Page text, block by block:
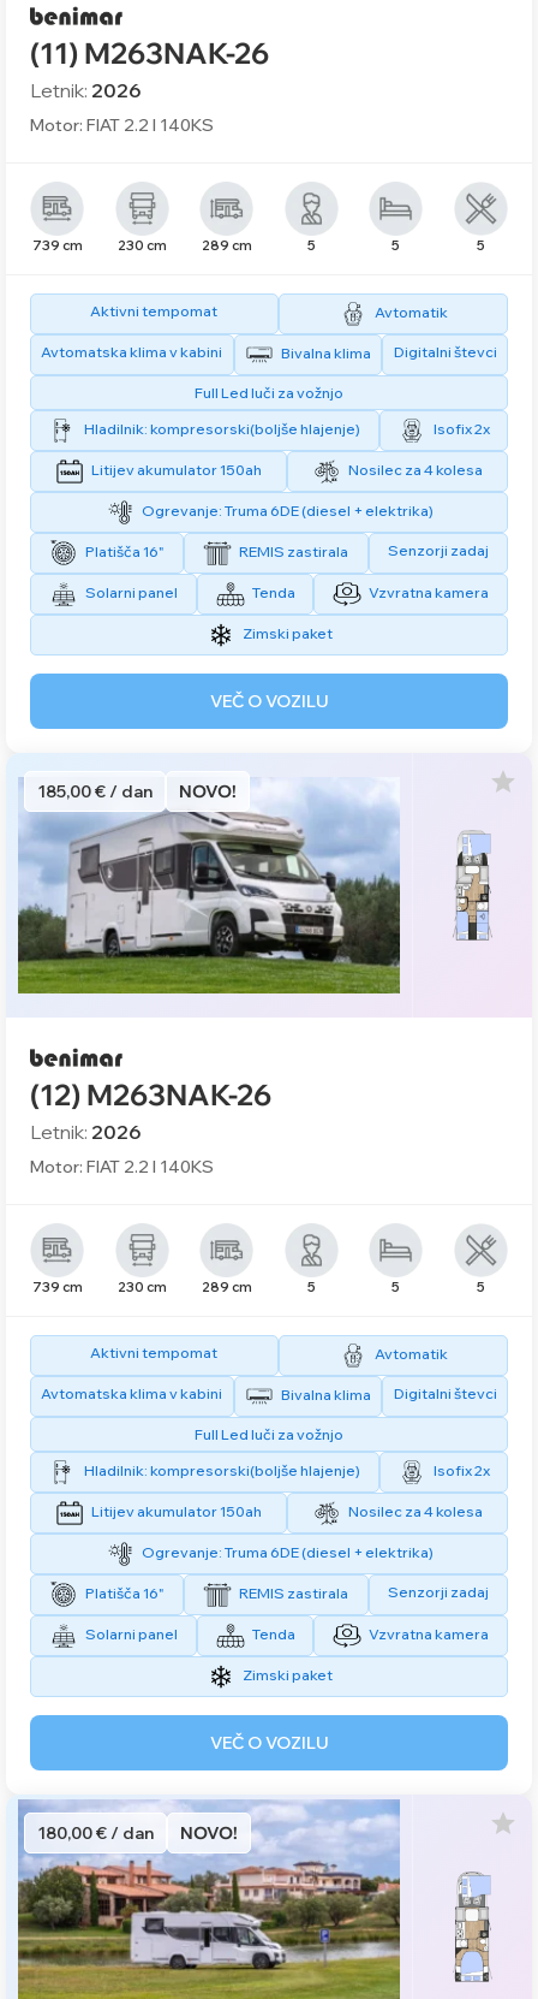
(11) M263NAK-26
Letnik: 2026
Motor: FIAT 2.2 l 140KS
739 cm 230 cm 289 cm 5 5 5
Aktivni tempomat Avtomatik
Avtomatska klima v kabini Bivalna klima Digitalni števci
Full Led luči za vožnjo
Hladilnik: kompresorski(boljše hlajenje)
Isofix 2x
Litijev akumulator 150ah Nosilec za 4 kolesa
Ogrevanje: Truma 6DE (diesel + elektrika)
Platišča 16" REMIS zastirala Senzorji zadaj
Solarni panel Tenda Vzvratna kamera
Zimski paket
VEČ O VOZILU
185,00 € / dan NOVO!
(12) M263NAK-26
Letnik: 2026
Motor: FIAT 2.2 l 140KS
739 cm 230 cm 289 cm 5 5 5
Aktivni tempomat Avtomatik
Avtomatska klima v kabini Bivalna klima Digitalni števci
Full Led luči za vožnjo
Hladilnik: kompresorski(boljše hlajenje)
Isofix 2x
Litijev akumulator 150ah Nosilec za 4 kolesa
Ogrevanje: Truma 6DE (diesel + elektrika)
Platišča 16" REMIS zastirala Senzorji zadaj
Solarni panel Tenda Vzvratna kamera
Zimski paket
VEČ O VOZILU
180,00 € / dan NOVO!